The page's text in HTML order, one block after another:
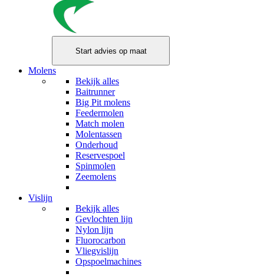
Molens
Bekijk alles
Baitrunner
Big Pit molens
Feedermolen
Match molen
Molentassen
Onderhoud
Reservespoel
Spinmolen
Zeemolens
Vislijn
Bekijk alles
Gevlochten lijn
Nylon lijn
Fluorocarbon
Vliegvislijn
Opspoelmachines